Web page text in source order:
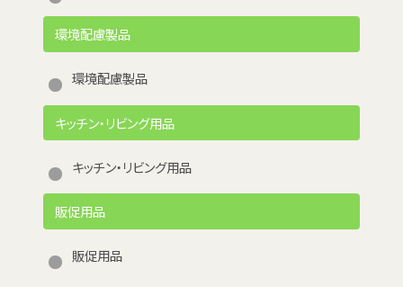
環境配慮製品
環境配慮製品
キッチン・リビング用品
キッチン・リビング用品
販促用品
販促用品